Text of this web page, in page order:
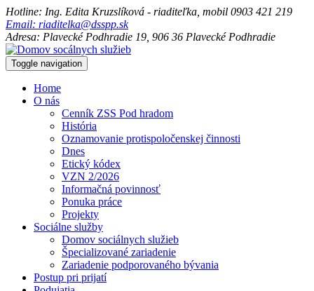
Hotline: Ing. Edita Kruzslíková - riaditeľka, mobil 0903 421 219
Email: riaditelka@dsspp.sk
Adresa: Plavecké Podhradie 19, 906 36 Plavecké Podhradie
Toggle navigation
Home
O nás
Cenník ZSS Pod hradom
História
Oznamovanie protispoločenskej činnosti
Dnes
Etický kódex
VZN 2/2026
Informačná povinnosť
Ponuka práce
Projekty
Sociálne služby
Domov sociálnych služieb
Špecializované zariadenie
Zariadenie podporovaného bývania
Postup pri prijatí